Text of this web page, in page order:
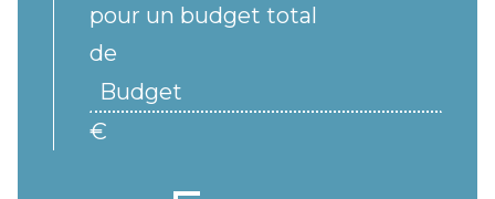
pour un budget total
de
€